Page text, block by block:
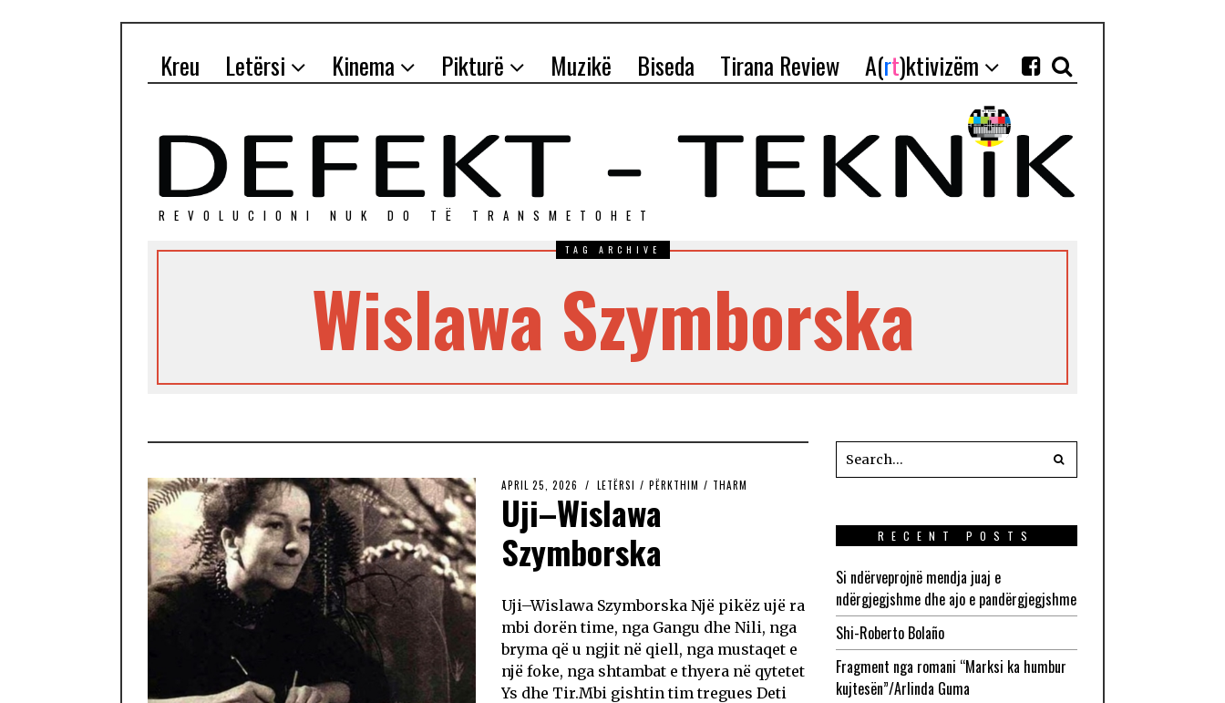
Kreu Letërsi Kinema Pikturë Muzikë Biseda Tirana Review A(rt)ktivizëm
REVOLUCIONI NUK DO TЁ TRANSMETOHET
TAG ARCHIVE
Wislawa Szymborska
APRIL 25, 2026 LETËRSI / PËRKTHIM / THARM
Uji–Wislawa
Szymborska
Uji–Wislawa Szymborska Një pikëz ujë ra
mbi dorën time, nga Gangu dhe Nili, nga
bryma që u ngjit në qiell, nga mustaqet e
një foke, nga shtambat e thyera në qytetet
Ys dhe Tir.Mbi gishtin tim tregues Deti
RECENT POSTS
Si ndërveprojnë mendja juaj e
ndërgjegjshme dhe ajo e pandërgjegjshme
Shi-Roberto Bolaño
Fragment nga romani “Marksi ka humbur
kujtesën”/Arlinda Guma